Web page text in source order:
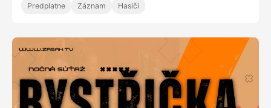
Predplatne Záznam Hasiči